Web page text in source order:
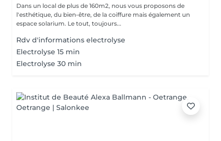
Dans un local de plus de 160m2, nous vous proposons de
l'esthétique, du bien-être, de la coiffure mais également un
espace solarium. Le tout, toujours...
Rdv d'informations electrolyse
Electrolyse 15 min
Electrolyse 30 min